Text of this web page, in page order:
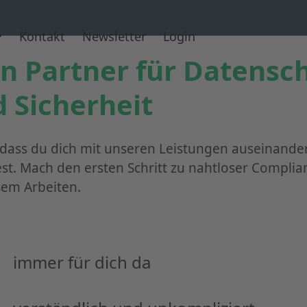
Kontakt Newsletter Login
Partner für
Sicherheit
du dich mit unseren Leistungen
Mach den ersten Schritt zu nahtloser
Arbeiten.
immer für dich da